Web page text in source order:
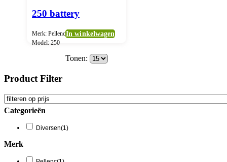
250 battery
Merk: Pellenc
Model: 250
In winkelwagen
Tonen:
Product Filter
Categorieën
Diversen(1)
Merk